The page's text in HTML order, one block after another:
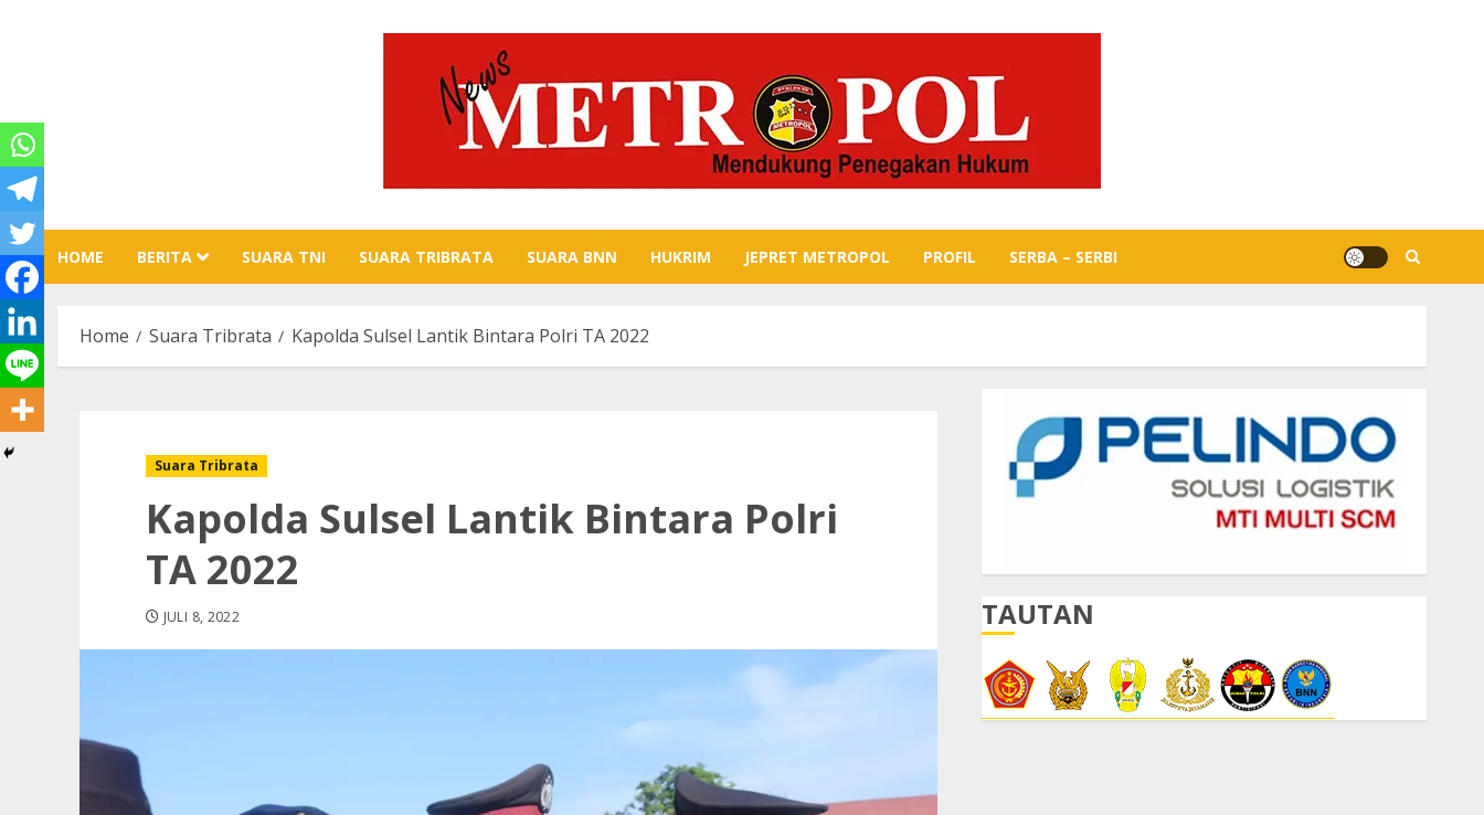
HOME BERITA SUARA TNI SUARA TRIBRATA SUARA BNN HUKRIM JEPRET METROPOL PROFIL SERBA – SERBI
Home Suara Tribrata Kapolda Sulsel Lantik Bintara Polri TA 2022
Suara Tribrata
Kapolda Sulsel Lantik Bintara Polri
TA 2022
JULI 8, 2022 TAUTAN